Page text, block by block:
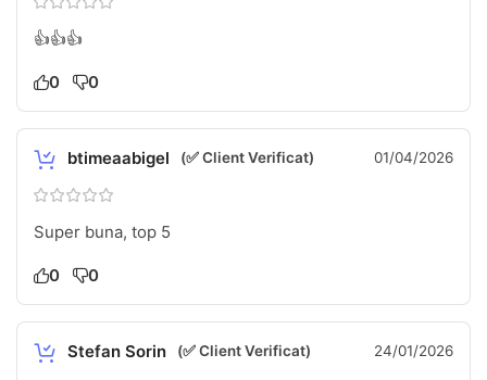
👍👍👍
0 0
btimeaabigel (✅ Client Verificat) 01/04/2026
Super buna, top 5
0 0
Stefan Sorin (✅ Client Verificat) 24/01/2026